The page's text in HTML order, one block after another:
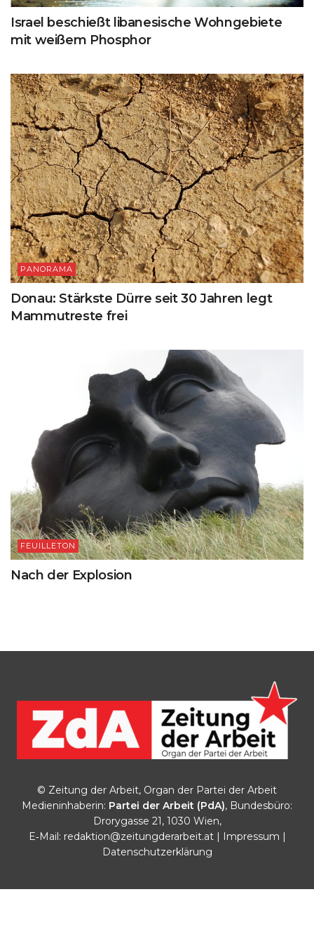
Israel beschießt libanesische Wohngebiete
mit weißem Phosphor
PANORAMA
Donau: Stärkste Dürre seit 30 Jahren legt
Mammutreste frei
FEUILLETON
Nach der Explosion
© Zeitung der Arbeit, Organ der Partei der Arbeit
Medieninhaberin: Partei der Arbeit (PdA), Bundesbüro:
Drorygasse 21, 1030 Wien,
E‑Mail: redaktion@zeitungderarbeit.at| Impressum |
Datenschutzerklärung